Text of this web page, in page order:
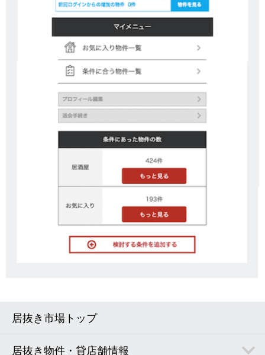
居抜き市場トップ
居抜き物件・貸店舗情報